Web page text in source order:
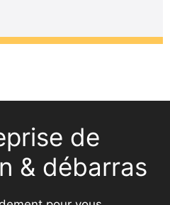
de
& débarras